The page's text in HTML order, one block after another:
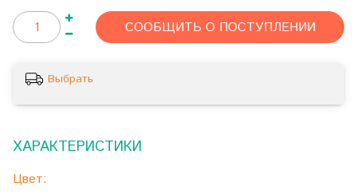
СООБЩИТЬ О ПОСТУПЛЕНИИ
Выбрать
ХАРАКТЕРИСТИКИ
Цвет: